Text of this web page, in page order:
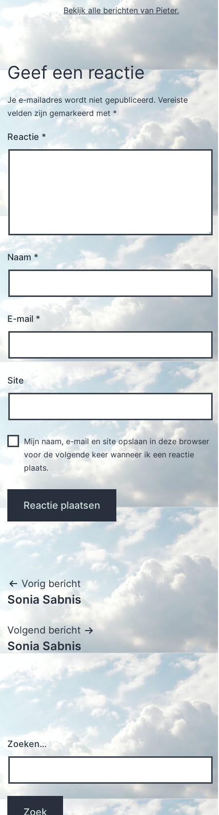
Bekijk alle berichten van Pieter.
Geef een reactie
Je e-mailadres wordt niet gepubliceerd. Vereiste
velden zijn gemarkeerd met *
Reactie *
Naam *
E-mail *
Site
Mijn naam, e-mail en site opslaan in deze browser
voor de volgende keer wanneer ik een reactie
plaats.
Bericht
navigatie
Vorig bericht
Sonia Sabnis
Volgend bericht
Sonia Sabnis
Zoeken…